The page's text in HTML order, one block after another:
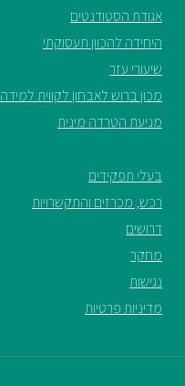
אגודת הסטודנטים
היחידה להכוון תעסוקתי
שיעורי עזר
מכון ברוש לאבחון לקווית למידה
מניעת הטרדה מינית
בעלי תפקידים
רכש, מכרזים והתקשרויות
דרושים
מחקר
נגישות
מדיניות פרטיות